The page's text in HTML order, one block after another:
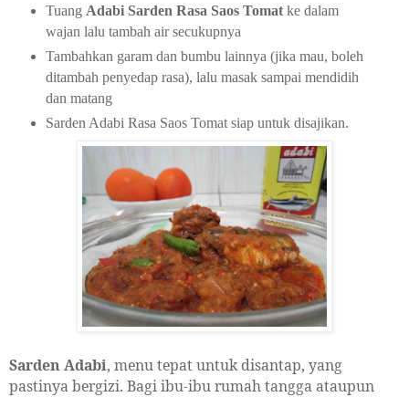
Tuang Adabi Sarden Rasa Saos Tomatke dalam
wajan lalu tambah air secukupnya
Tambahkan garam dan bumbu lainnya (jika mau, boleh
ditambah penyedap rasa), lalu masak sampai mendidih
dan matang
Sarden Adabi Rasa Saos Tomat siap untuk disajikan.
Sarden Adabi, menu tepat untuk disantap, yang
pastinya bergizi. Bagi ibu-ibu rumah tangga ataupun